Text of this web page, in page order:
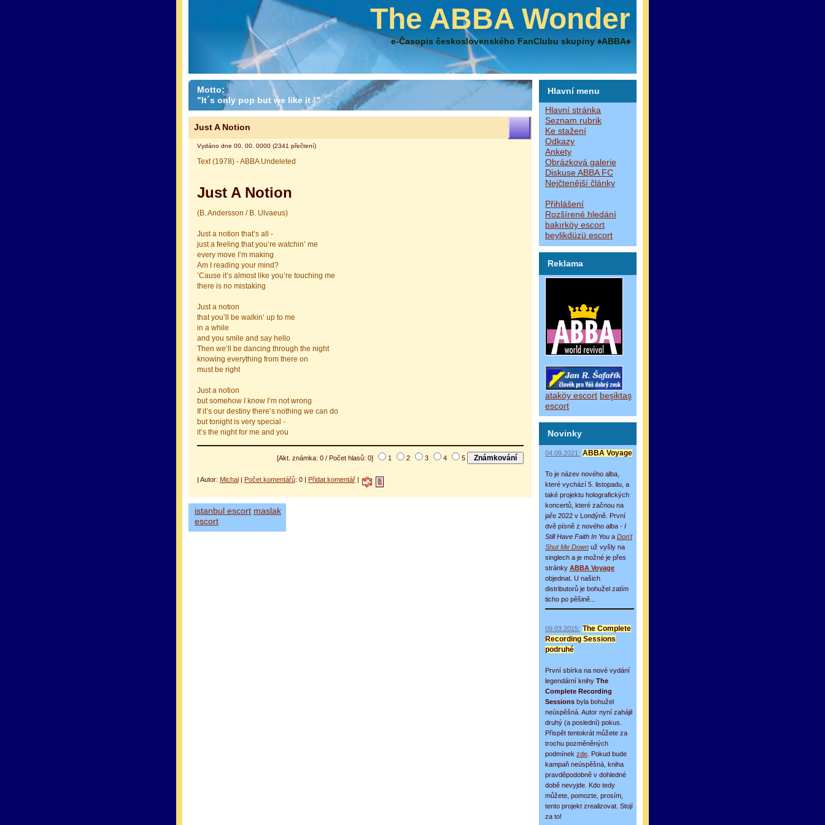
The ABBA Wonder
e-Časopis československého FanClubu skupiny ♠ABBA♠
Hlavní menu
Hlavní stránka
Seznam rubrik
Ke stažení
Odkazy
Ankety
Obrázková galerie
Diskuse ABBA FC
Nejčtenější články
Přihlášení
Rozšírené hledání
bakırköy escort
beylikdüzü escort
Reklama
ataköy escort beşiktaş
escort
Novinky
04.09.2021: ABBA Voyage
To je název nového alba,
které vychází 5. listopadu, a
také projektu holografických
koncertů, které začnou na
jaře 2022 v Londýně. První
dvě písně z nového alba - I
Still Have Faith In You a Don't
Shut Me Down už vyšly na
singlech a je možné je přes
stránky ABBA Voyage
objednat. U našich
distributorů je bohužel zatím
ticho po pěšině...
09.03.2015: The Complete
Recording Sessions
podruhé
První sbírka na nové vydání
legendární knihy The
Complete Recording
Sessions byla bohužel
neúspěšná. Autor nyní zahájil
druhý (a poslední) pokus.
Přispět tentokrát můžete za
trochu pozměněných
podmínek zde . Pokud bude
kampaň neúspěšná, kniha
pravděpodobně v dohledné
době nevyjde. Kdo tedy
můžete, pomozte, prosím,
tento projekt zrealizovat. Stojí
za to!
Motto:
"It´s only pop but we like it !"
Just A Notion
Vydáno dne 00. 00. 0000 (2341 přečtení)
Text (1978) - ABBA Undeleted
Just A Notion
(B. Andersson / B. Ulvaeus)
Just a notion that’s all -
just a feeling that you’re watchin’ me
every move I’m making
Am I reading your mind?
’Cause it’s almost like you’re touching me
there is no mistaking
Just a notion
that you’ll be walkin’ up to me
in a while
and you smile and say hello
Then we’ll be dancing through the night
knowing everything from there on
must be right
Just a notion
but somehow I know I’m not wrong
If it’s our destiny there’s nothing we can do
but tonight is very special -
it’s the night for me and you
[Akt. známka: 0 / Počet hlasů: 0] 1 2 3 4 5
| Autor: Michal| Počet komentářů: 0 | Přidat komentář|
istanbul escort maslak
escort